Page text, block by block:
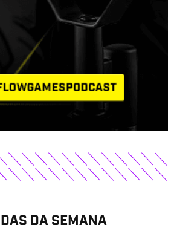
DA SEMANA